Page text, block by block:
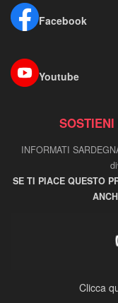
Facebook
Youtube
INFORMATI
SE TI PIACE QUESTO
Clicca